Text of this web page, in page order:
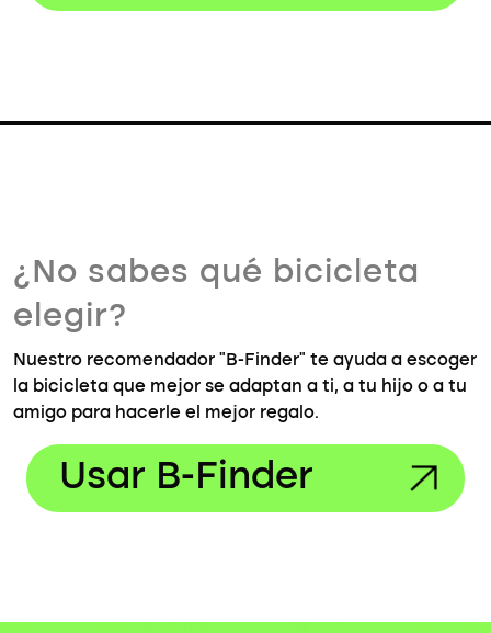
¿No sabes qué bicicleta
elegir?
Nuestro recomendador "B-Finder" te ayuda a escoger
la bicicleta que mejor se adaptan a ti, a tu hijo o a tu
amigo para hacerle el mejor regalo.
Usar B-Finder